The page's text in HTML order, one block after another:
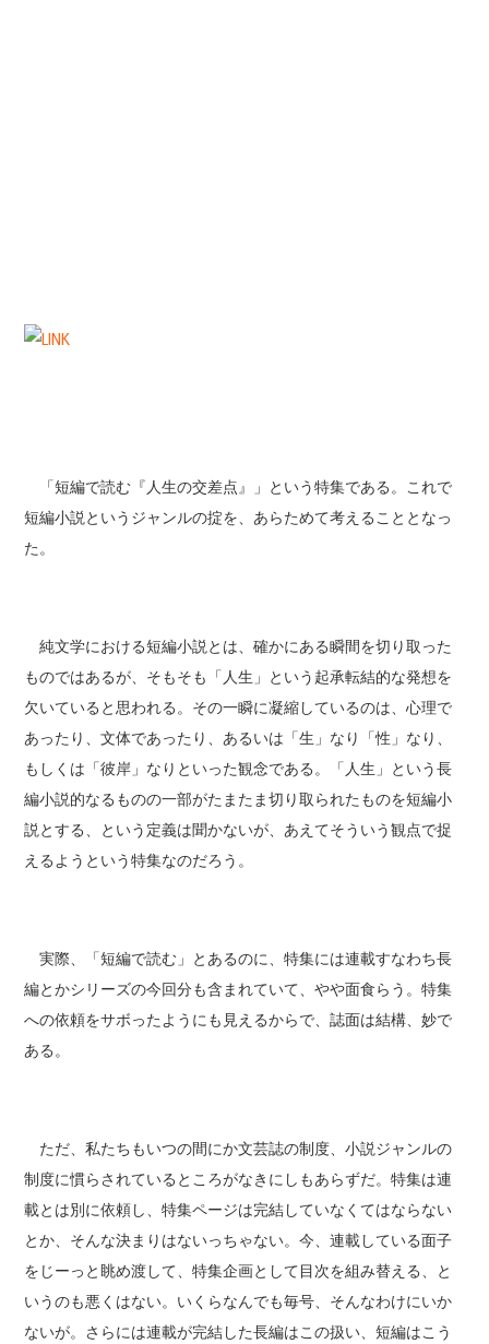
「短編で読む『人生の交差点』」という特集である。これで
短編小説というジャンルの掟を、あらためて考えることとなっ
た。
純文学における短編小説とは、確かにある瞬間を切り取った
ものではあるが、そもそも「人生」という起承転結的な発想を
欠いていると思われる。その一瞬に凝縮しているのは、心理で
あったり、文体であったり、あるいは「生」なり「性」なり、
もしくは「彼岸」なりといった観念である。「人生」という長
編小説的なるものの一部がたまたま切り取られたものを短編小
説とする、という定義は聞かないが、あえてそういう観点で捉
えるようという特集なのだろう。
実際、「短編で読む」とあるのに、特集には連載すなわち長
編とかシリーズの今回分も含まれていて、やや面食らう。特集
への依頼をサボったようにも見えるからで、誌面は結構、妙で
ある。
ただ、私たちもいつの間にか文芸誌の制度、小説ジャンルの
制度に慣らされているところがなきにしもあらずだ。特集は連
載とは別に依頼し、特集ページは完結していなくてはならない
とか、そんな決まりはないっちゃない。今、連載している面子
をじーっと眺め渡して、特集企画として目次を組み替える、と
いうのも悪くはない。いくらなんでも毎号、そんなわけにいか
ないが。さらには連載が完結した長編はこの扱い、短編はこう